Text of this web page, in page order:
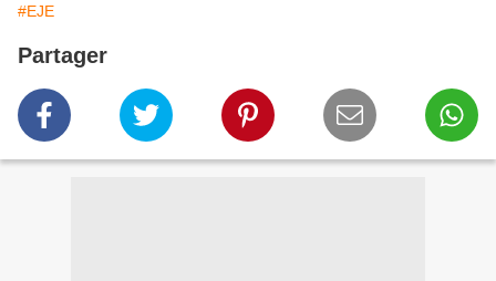
#EJE
Partager